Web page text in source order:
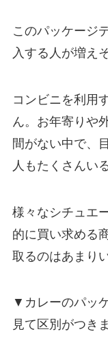
このパッケージ
入する人が増え
コンビニを利用
ん。お年寄りや
間がない中で、
人もたくさんい
様々なシチュエ
的に買い求める
取るのはあまり
▼カレーのパッ
見て区別がつき